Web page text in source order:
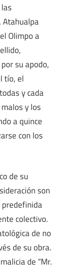
Atahualpa
Olimpo a
su apodo,
tío, el
y cada
y los
a quince
con los
de su
son
predefinida
colectivo.
de no
de su obra.
de “Mr.